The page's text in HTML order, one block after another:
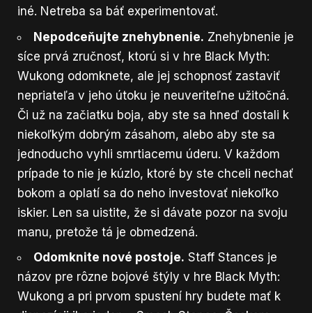
iné. Netreba sa báť experimentovať.
Nepodceňujte znehybnenie. Znehybnenie je
síce prvá zručnosť, ktorú si v hre Black Myth:
Wukong odomknete, ale jej schopnosť zastaviť
nepriateľa v jeho útoku je neuveriteľne užitočná.
Či už na začiatku boja, aby ste sa hneď dostali k
niekoľkým dobrým zásahom, alebo aby ste sa
jednoducho vyhli smrtiacemu úderu. V každom
prípade to nie je kúzlo, ktoré by ste chceli nechať
bokom a oplatí sa do neho investovať niekoľko
iskier. Len sa uistite, že si dávate pozor na svoju
manu, pretože tá je obmedzená.
Odomknite nové postoje. Staff Stances je
názov pre rôzne bojové štýly v hre Black Myth:
Wukong a pri prvom spustení hry budete mať k